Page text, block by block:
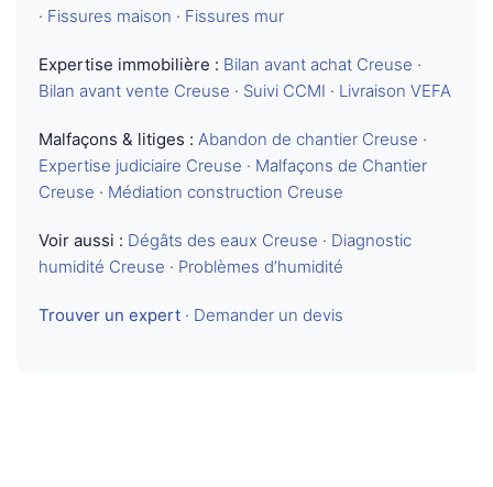
· Fissures maison · Fissures mur
Expertise immobilière : Bilan avant achat Creuse ·
Bilan avant vente Creuse · Suivi CCMI · Livraison VEFA
Malfaçons & litiges : Abandon de chantier Creuse ·
Expertise judiciaire Creuse · Malfaçons de Chantier
Creuse · Médiation construction Creuse
Voir aussi : Dégâts des eaux Creuse · Diagnostic
humidité Creuse · Problèmes d’humidité
Trouver un expert · Demander un devis